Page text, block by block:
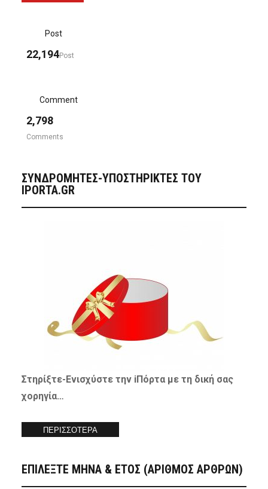
Post
22,194Post
Comment
2,798
Comments
ΣΥΝΔΡΟΜΗΤΈΣ-ΥΠΟΣΤΗΡΙΚΤΈΣ ΤΟΥ
IPORTA.GR
Στηρίξτε-Ενισχύστετην iΠόρτα με τη δική σας
χορηγία…
ΠΕΡΙΣΣΟΤΕΡΑ
ΕΠΙΛΕΞΤΕ ΜΗΝΑ & ΕΤΟΣ (ΑΡΙΘΜΟΣ ΑΡΘΡΩΝ)